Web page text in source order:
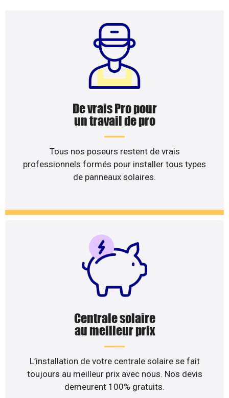
De vrais Pro pour
un travail de pro
Tous nos poseurs restent de vrais
professionnels formés pour installer tous types
de panneaux solaires.
Centrale solaire
au meilleur prix
L’installation de votre centrale solaire se fait
toujours au meilleur prix avec nous. Nos devis
demeurent 100% gratuits.